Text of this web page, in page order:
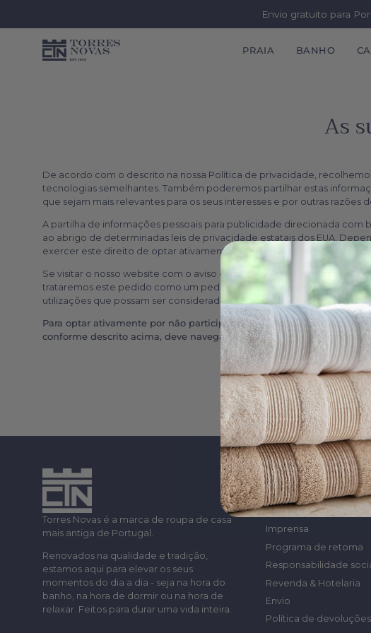
Envio gratuito para
PRAIA BANHO
As
De acordo com o descrito na nossa Política de privacidade,
tecnologias semelhantes. Também poderemos partilhar estas
que sejam mais relevantes para os seus interesses e por outras razões
A partilha de informações pessoais para publicidade direcionada
ao abrigo de determinadas leis de privacidade estatais dos EUA.
exercer este direito de optar ativamente por não participar, siga as
Se visitar o nosso website com o aviso de preferência de optar
trataremos este pedido como um pedido de optar ativamente por
utilizações que possam ser consideradas publicidade direcionada
Para optar ativamente por não participar na "venda" ou "partilha"
conforme descrito acima, deve navegar a partir de um dos estados
Torres Novas é a marca de roupa de casa
mais antiga de Portugal.
Renovados na qualidade e tradição,
estamos aqui para elevar os seus
momentos do dia a dia - seja na hora do
banho, na hora de dormir ou na hora de
relaxar. Feitos para durar uma vida inteira.
A nossa história
Lojas: onde comprar
Blog
Imprensa
Programa de retoma
Responsabilidade
Revenda & Hotelaria
Envio
Política de devoluções